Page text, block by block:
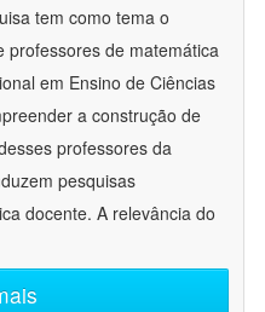
tem como tema o
professores de matemática
em Ensino de Ciências
a construção de
professores da
pesquisas
docente. A relevância do